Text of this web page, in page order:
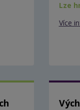
Lze
Více